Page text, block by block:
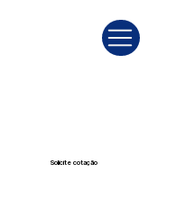
Solicite cotação